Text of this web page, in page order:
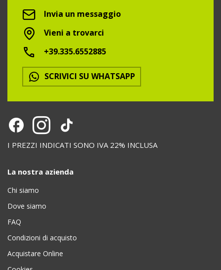
Invia un messaggio
Vieni a trovarci
+39.335.6552885
SCRIVICI SU WHATSAPP
I PREZZI INDICATI SONO IVA 22% INCLUSA
La nostra azienda
Chi siamo
Dove siamo
FAQ
Condizioni di acquisto
Acquistare Online